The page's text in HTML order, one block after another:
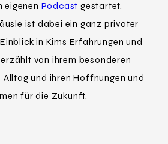
eigenen Podcast gestartet.
ist dabei ein ganz privater
in Kims Erfahrungen und
von ihrem besonderen
Alltag und ihren Hoffnungen und
für die Zukunft.